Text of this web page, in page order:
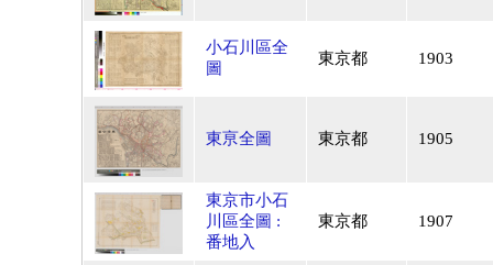
小石川區全
圖
東京都 1903
東亰全圖 東京都 1905
東京市小石
川區全圖 :
番地入
東京都 1907